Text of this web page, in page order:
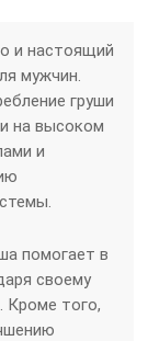
и настоящий
мужчин.
груши
на высоком
и
помогает в
своему
Кроме того,